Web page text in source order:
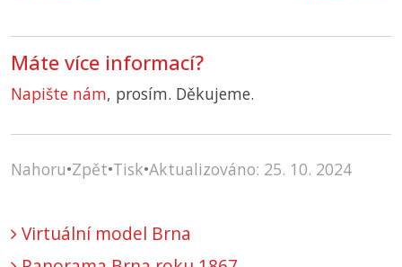
Máte více informací?
Napište nám, prosím. Děkujeme.
Nahoru•Zpět•Tisk•Aktualizováno: 25. 10. 2024
Virtuální model Brna